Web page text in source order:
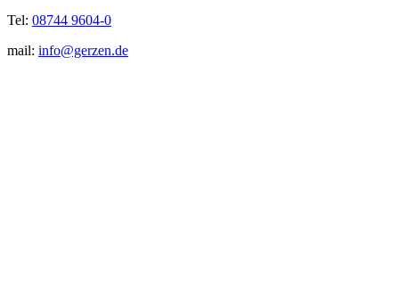
Tel: 08744 9604-0
mail: info@gerzen.de